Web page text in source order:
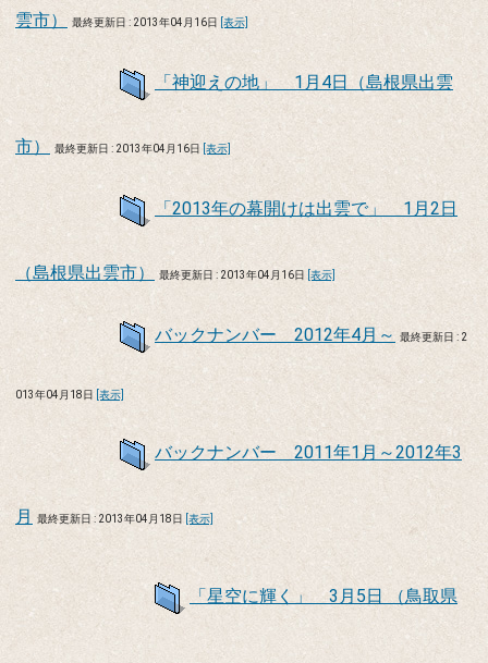
雲市） 最終更新日 : 2013年04月16日 [表示]
「神迎えの地」 1月4日（島根県出雲
市） 最終更新日 : 2013年04月16日 [表示]
「2013年の幕開けは出雲で」 1月2日
（島根県出雲市） 最終更新日 : 2013年04月16日 [表示]
バックナンバー 2012年4月～ 最終更新日 : 2
013年04月18日 [表示]
バックナンバー 2011年1月～2012年3
月 最終更新日 : 2013年04月18日 [表示]
「星空に輝く」 3月5日 （鳥取県